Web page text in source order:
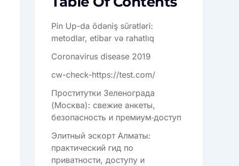
Pin Up-da ödəniş sürətləri:
metodlar, etibar və rahatlıq
Coronavirus disease 2019
cw-check-https://test.com/
Проститутки Зеленограда
(Москва): свежие анкеты,
безопасность и премиум‑доступ
Элитный эскорт Алматы:
практический гид по
приватности, доступу и